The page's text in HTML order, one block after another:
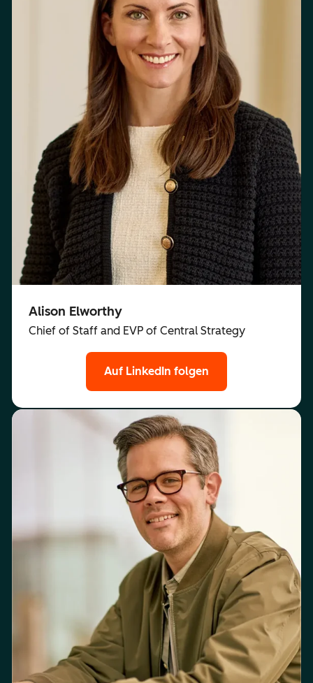
Alison Elworthy
Chief of Staff and EVP of Central Strategy
Auf LinkedIn folgen